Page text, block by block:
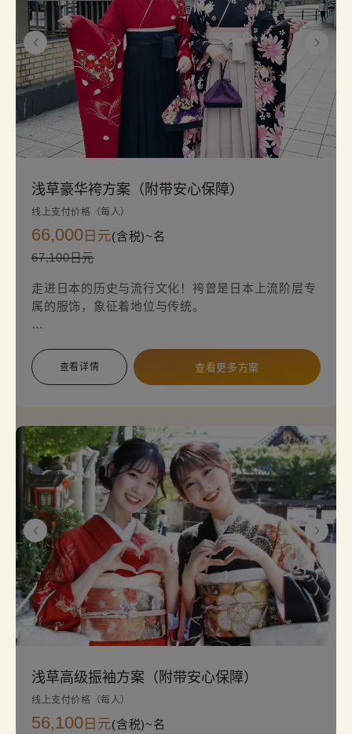
浅草豪华袴方案（附带安心保障）
线上支付价格（每人）
66,000 日元(含税)~名
67,100日元
走进日本的历史与流行文化！袴曾是日本上流阶层专
属的服饰，象征着地位与传统。
喜爱。亲身体验这件标志性的日本传统服饰，拍摄精
彩照片，感受历史与现代文化融合的独特魅力。
渍、汗渍、食物溢出等），面积在10 cm²以内的情况
下，不会收取清洁费。但若遇到难以修复的污渍，例
如香烟烧焦、油渍、血渍等，安心保障将不适用，需
另行收费。
查看详情 查看更多方案
浅草高级振袖方案（附带安心保障）
线上支付价格（每人）
56,100 日元(含税)~名